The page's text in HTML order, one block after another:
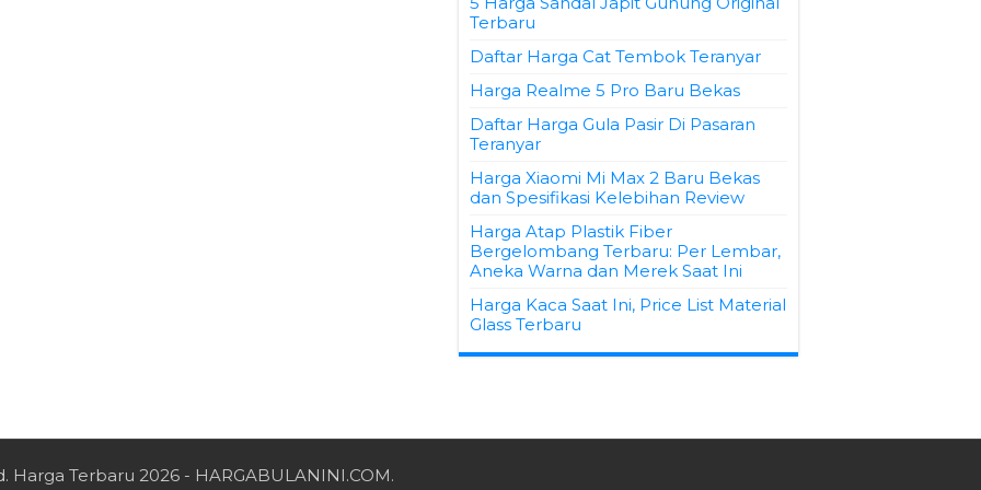
Terbaru
Daftar Harga Cat Tembok Teranyar
Harga Realme 5 Pro Baru Bekas
Daftar Harga Gula Pasir Di Pasaran
Teranyar
Harga Xiaomi Mi Max 2 Baru Bekas
dan Spesifikasi Kelebihan Review
Harga Atap Plastik Fiber
Bergelombang Terbaru: Per Lembar,
Aneka Warna dan Merek Saat Ini
Harga Kaca Saat Ini, Price List Material
Glass Terbaru
Harga Terbaru 2026 - HARGABULANINI.COM.